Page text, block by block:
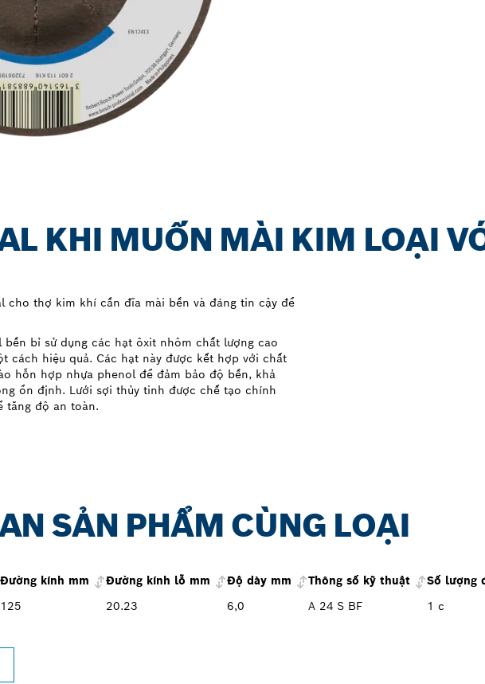
KHI MUỐN MÀI KIM LOẠI
cho thợ kim khí cần đĩa mài bền và đáng tin cậy để
bỉ sử dụng các hạt ôxit nhôm chất lượng cao
cách hiệu quả. Các hạt này được kết hợp với chất
hỗn hợp nhựa phenol để đảm bảo độ bền, khả
ổn định. Lưới sợi thủy tinh được chế tạo chính
tăng độ an toàn.
SẢN PHẨM CÙNG LOẠI
Đường kính mm Đường kính lỗ mm Độ dày mm Thông số kỹ thuật
Số lượng
125 20.23 6,0 A 24 S BF
1 c